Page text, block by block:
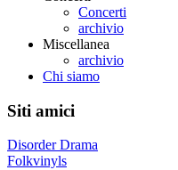
Concerti
archivio
Miscellanea
archivio
Chi siamo
Siti amici
Disorder Drama
Folkvinyls